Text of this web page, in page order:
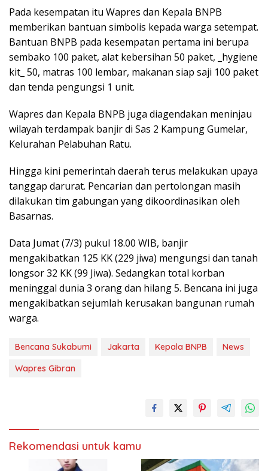
Pada kesempatan itu Wapres dan Kepala BNPB
memberikan bantuan simbolis kepada warga setempat.
Bantuan BNPB pada kesempatan pertama ini berupa
sembako 100 paket, alat kebersihan 50 paket, _hygiene
kit_ 50, matras 100 lembar, makanan siap saji 100 paket
dan tenda pengungsi 1 unit.
Wapres dan Kepala BNPB juga diagendakan meninjau
wilayah terdampak banjir di Sas 2 Kampung Gumelar,
Kelurahan Pelabuhan Ratu.
Hingga kini pemerintah daerah terus melakukan upaya
tanggap darurat. Pencarian dan pertolongan masih
dilakukan tim gabungan yang dikoordinasikan oleh
Basarnas.
Data Jumat (7/3) pukul 18.00 WIB, banjir
mengakibatkan 125 KK (229 jiwa) mengungsi dan tanah
longsor 32 KK (99 Jiwa). Sedangkan total korban
meninggal dunia 3 orang dan hilang 5. Bencana ini juga
mengakibatkan sejumlah kerusakan bangunan rumah
warga.
Bencana Sukabumi Jakarta Kepala BNPB
News
Wapres Gibran
Rekomendasi untuk kamu